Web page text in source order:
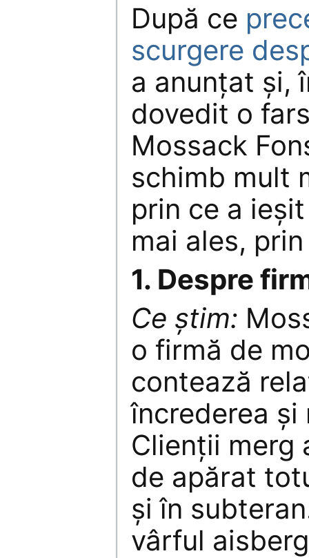
După ce
scurgere
a anunțat și,
dovedit o
Mossack
schimb mult
prin ce a
mai ales,
1. Despre
Ce știm:
o firmă de
contează
încrederea și
Clienții merg
de apărat
și în
vârful